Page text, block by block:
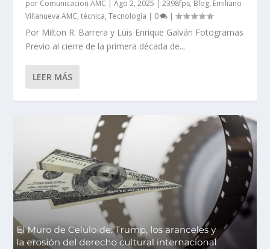
por Comunicacion AMC |Ago 2, 2025 |2398fps, Blog, Emiliano
Villanueva AMC,técnica,Tecnología | 0 |
Por Milton R. Barrera y Luis Enrique Galván Fotogramas
Previo al cierre de la primera década de...
LEER MÁS